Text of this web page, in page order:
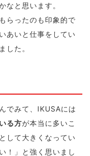
なと思います。
らったのも印象的で
あいと仕事をしてい
した。
でみて、IKUSAには
る方が本当に多いこ
して大きくなってい
！」と強く思いまし